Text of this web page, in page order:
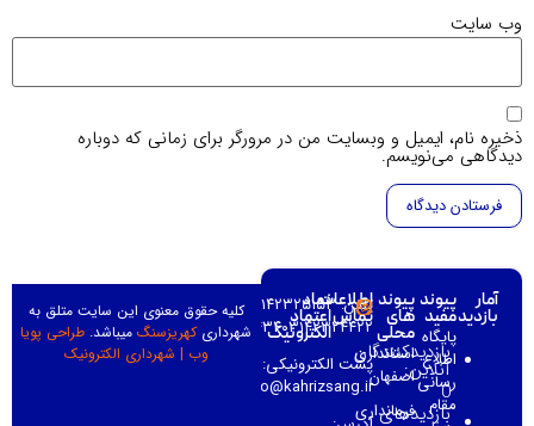
سایت
نام، ایمیل و وبسایت من در مرورگر برای زمانی که دوباره
می‌نویسم.
بازدید
بازدیدکنندگان
آنلاین:
بازدیدهای
پیوند
مفید
پایگاه
اطلاع
رسانی
مقام
پیوند
های
محلی
استانداری
اصفهان
فرمانداری
اطلاعات
تماس
تلفن: ۰۳۱۴۲۳۲۵۱۵۳–
۰۳۱۴۲۳۲۳۴۳۴۰۳۱۴۲۳۲۴۴۲۲–
پست الکترونیکی:
info@kahrizsang.ir
نماد
اعتماد
الکترونیک
کلیه حقوق معنوی این سایت متلق به
شهرداریکهریزسنگمیباشد.طراحی پویا
|شهرداری الکترونیک